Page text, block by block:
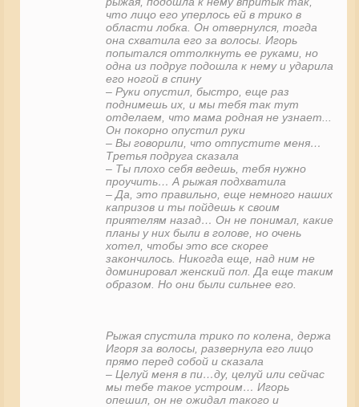
что лицо его уперлось ей в трико в
области лобка. Он отвернулся, тогда
она схватила его за волосы. Игорь
попытался оттолкнуть ее руками, но
одна из подруг подошла к нему и ударила
его ногой в спину
– Руки опустил, быстро, еще раз
поднимешь их, и мы тебя так тут
отделаем, что мама родная не узнает...
Он покорно опустил руки
– Вы говорили, что отпустите меня…
Третья подруга сказала
– Ты плохо себя ведешь, тебя нужно
проучить… А рыжая подхватила
– Да, это правильно, еще немного наших
капризов и ты пойдешь к своим
приятелям назад… Он не понимал, какие
планы у них были в голове, но очень
хотел, чтобы это все скорее
закончилось. Никогда еще, над ним не
доминировал женский пол. Да еще таким
образом. Но они были сильнее его.
Рыжая спустила трико по колена, держа
Игоря за волосы, развернула его лицо
прямо перед собой и сказала
– Целуй меня в пи…ду, целуй или сейчас
мы тебе такое устроим… Игорь
опешил, он не ожидал такого и